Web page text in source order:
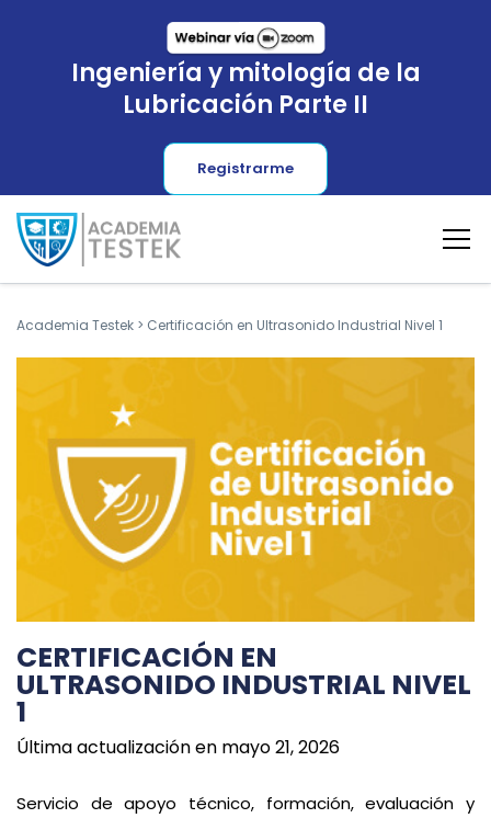
Ingeniería y mitología de la
Lubricación Parte II
Registrarme
Academia Testek > Certificación en Ultrasonido Industrial Nivel 1
CERTIFICACIÓN EN
ULTRASONIDO INDUSTRIAL NIVEL
1
Última actualización en mayo 21, 2026
Servicio de apoyo técnico, formación, evaluación y